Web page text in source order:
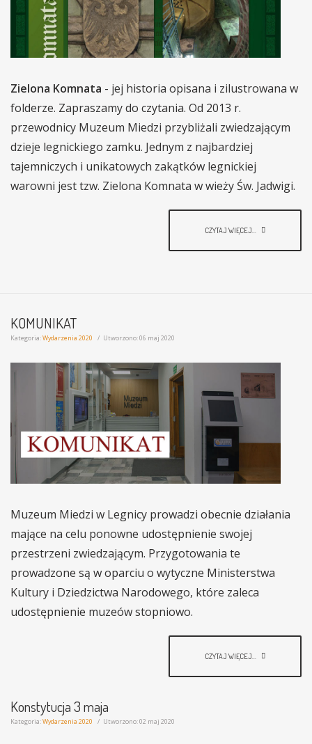
Zielona Komnata - jej historia opisana i zilustrowana w
folderze. Zapraszamy do czytania. Od 2013 r.
przewodnicy Muzeum Miedzi przybliżali zwiedzającym
dzieje legnickiego zamku. Jednym z najbardziej
tajemniczych i unikatowych zakątków legnickiej
warowni jest tzw. Zielona Komnata w wieży Św. Jadwigi.
CZYTAJ WIĘCEJ...
KOMUNIKAT
Kategoria:Wydarzenia 2020 Utworzono: 06 maj 2020
Muzeum Miedzi w Legnicy prowadzi obecnie działania
mające na celu ponowne udostępnienie swojej
przestrzeni zwiedzającym. Przygotowania te
prowadzone są w oparciu o wytyczne Ministerstwa
Kultury i Dziedzictwa Narodowego, które zaleca
udostępnienie muzeów stopniowo.
CZYTAJ WIĘCEJ...
Konstytucja 3 maja
Kategoria:Wydarzenia 2020 Utworzono: 02 maj 2020